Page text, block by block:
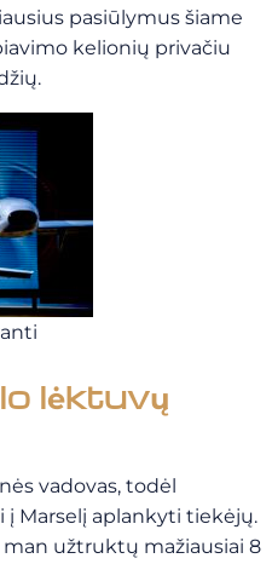
pasiūlymus šiame
kelionių privačiu
lėktuvų
vadovas, todėl
Marselį aplankyti tiekėjų.
užtruktų mažiausiai 8